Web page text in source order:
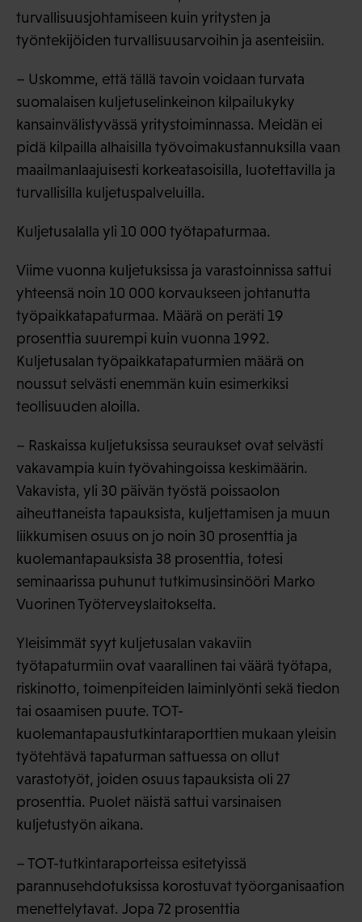
turvallisuusjohtamiseen kuin yritysten ja
työntekijöiden turvallisuusarvoihin ja asenteisiin.
– Uskomme, että tällä tavoin voidaan turvata
suomalaisen kuljetuselinkeinon kilpailukyky
kansainvälistyvässä yritystoiminnassa. Meidän ei
pidä kilpailla alhaisilla työvoimakustannuksilla vaan
maailmanlaajuisesti korkeatasoisilla, luotettavilla ja
turvallisilla kuljetuspalveluilla.
Kuljetusalalla yli 10 000 työtapaturmaa.
Viime vuonna kuljetuksissa ja varastoinnissa sattui
yhteensä noin 10 000 korvaukseen johtanutta
työpaikkatapaturmaa. Määrä on peräti 19
prosenttia suurempi kuin vuonna 1992.
Kuljetusalan työpaikkatapaturmien määrä on
noussut selvästi enemmän kuin esimerkiksi
teollisuuden aloilla.
– Raskaissa kuljetuksissa seuraukset ovat selvästi
vakavampia kuin työvahingoissa keskimäärin.
Vakavista, yli 30 päivän työstä poissaolon
aiheuttaneista tapauksista, kuljettamisen ja muun
liikkumisen osuus on jo noin 30 prosenttia ja
kuolemantapauksista 38 prosenttia, totesi
seminaarissa puhunut tutkimusinsinööri Marko
Vuorinen Työterveyslaitokselta.
Yleisimmät syyt kuljetusalan vakaviin
työtapaturmiin ovat vaarallinen tai väärä työtapa,
riskinotto, toimenpiteiden laiminlyönti sekä tiedon
tai osaamisen puute. TOT-
kuolemantapaustutkintaraporttien mukaan yleisin
työtehtävä tapaturman sattuessa on ollut
varastotyöt, joiden osuus tapauksista oli 27
prosenttia. Puolet näistä sattui varsinaisen
kuljetustyön aikana.
– TOT-tutkintaraporteissa esitetyissä
parannusehdotuksissa korostuvat työorganisaation
menettelytavat. Jopa 72 prosenttia